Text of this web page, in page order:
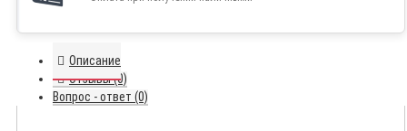
Описание
Отзывы (0)
Вопрос - ответ (0)